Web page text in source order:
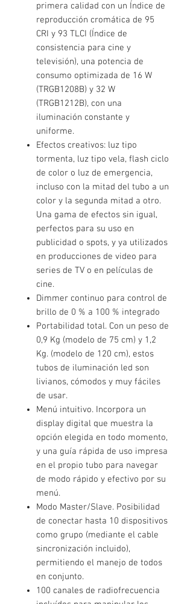
primera calidad con un Índice de
reproducción cromática de 95
CRI y 93 TLCI (Índice de
consistencia para cine y
televisión), una potencia de
consumo optimizada de 16 W
(TRGB1208B) y 32 W
(TRGB1212B), con una
iluminación constante y
uniforme.
Efectos creativos: luz tipo
tormenta, luz tipo vela, flash ciclo
de color o luz de emergencia,
incluso con la mitad del tubo a un
color y la segunda mitad a otro.
Una gama de efectos sin igual,
perfectos para su uso en
publicidad o spots, y ya utilizados
en producciones de video para
series de TV o en películas de
cine.
Dimmer continuo para control de
brillo de 0 % a 100 % integrado
Portabilidad total. Con un peso de
0,9 Kg (modelo de 75 cm) y 1,2
Kg. (modelo de 120 cm), estos
tubos de iluminación led son
livianos, cómodos y muy fáciles
de usar.
Menú intuitivo. Incorpora un
display digital que muestra la
opción elegida en todo momento,
y una guía rápida de uso impresa
en el propio tubo para navegar
de modo rápido y efectivo por su
menú.
Modo Master/Slave. Posibilidad
de conectar hasta 10 dispositivos
como grupo (mediante el cable
sincronización incluido),
permitiendo el manejo de todos
en conjunto.
100 canales de radiofrecuencia